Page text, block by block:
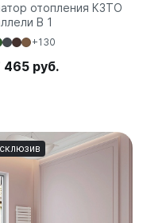
отопления КЗТО
В 1
+130
465 руб.